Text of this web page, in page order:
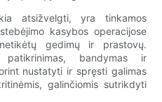
atsižvelgti, yra tinkamos
kasybos operacijose
gedimų ir prastovų.
patikrinimas, bandymas ir
nustatyti ir spręsti galimas
galinčiomis sutrikdyti